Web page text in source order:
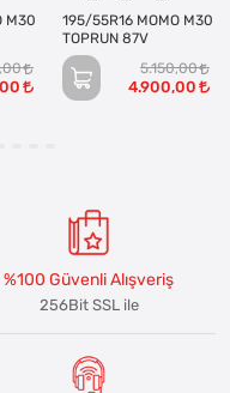
195/55R16 MOMO M30
TOPRUN 87V
5.150,00
4.900,00
%100 Güvenli Alışveriş
256Bit SSL ile